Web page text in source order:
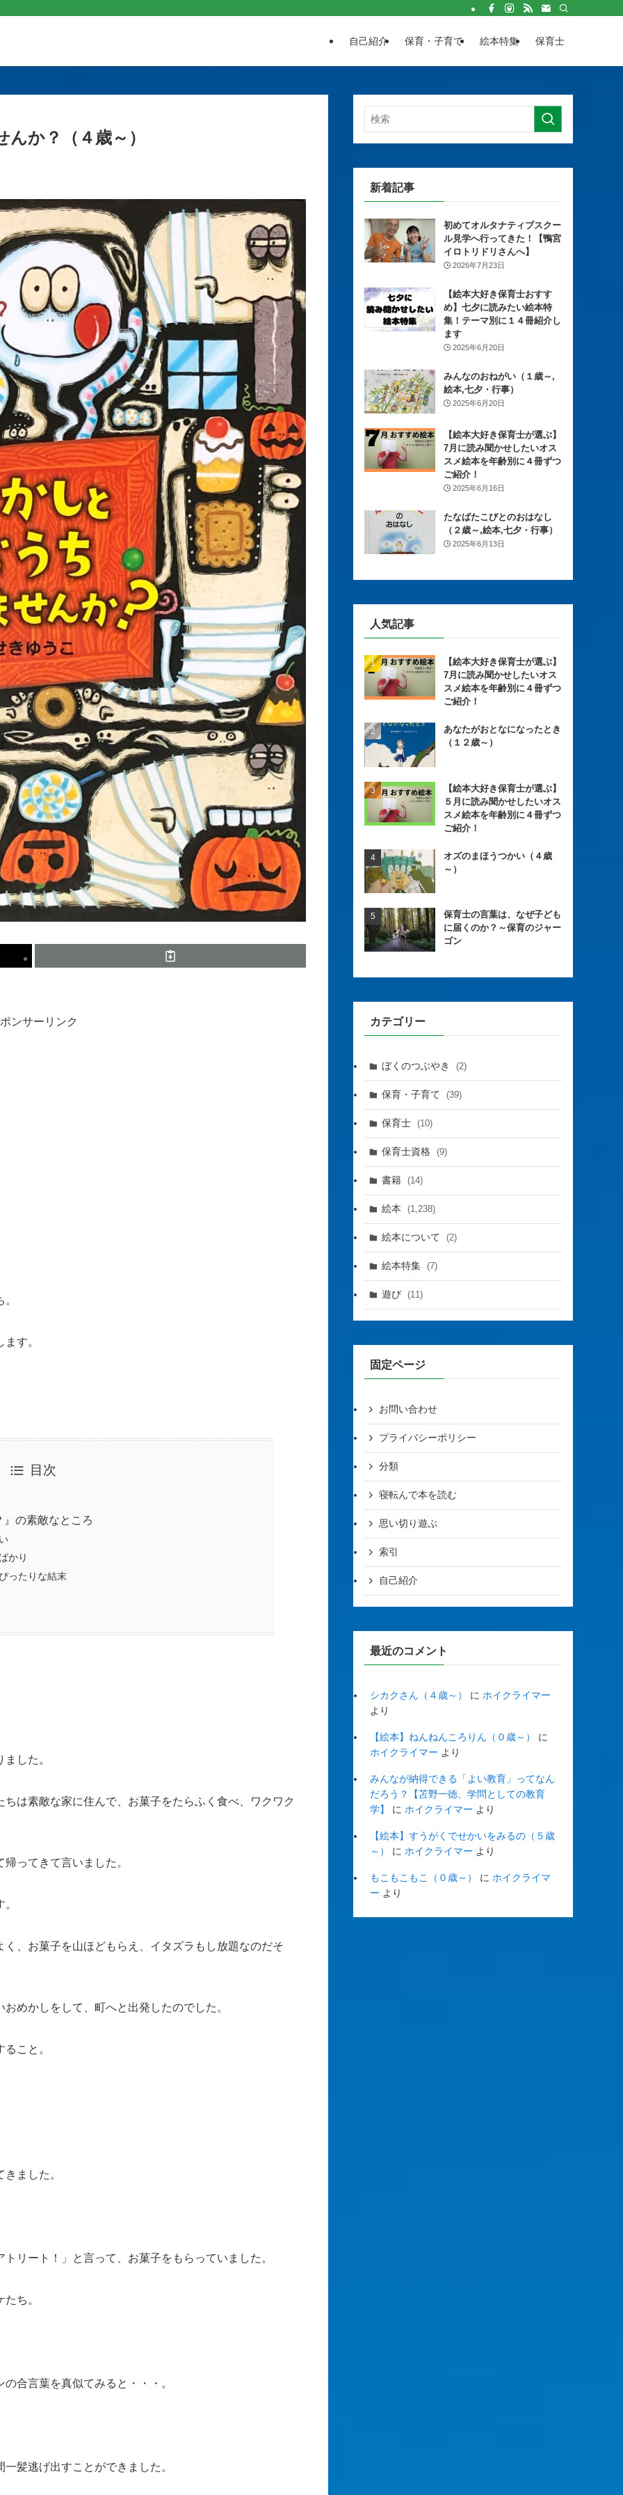
自己紹介 保育・子育て 絵本特集 保育士
か？（４歳～）
ンサーリンク
す。
目次
の素敵なところ
かり
ったりな結末
した。
は素敵な家に住んで、お菓子をたらふく食べ、ワクワク
ってきて言いました。
、お菓子を山ほどもらえ、イタズラもし放題なのだそ
めかしをして、町へと出発したのでした。
こと。
ました。
リート！」と言って、お菓子をもらっていました。
ち。
合言葉を真似てみると・・・。
髪逃げ出すことができました。
新着記事
初めてオルタナティブスクー
ル見学へ行ってきた！【鴨宮
イロトリドリさんへ】
2026年7月23日
【絵本大好き保育士おすす
め】七夕に読みたい絵本特
集！テーマ別に１４冊紹介し
ます
2025年6月20日
みんなのおねがい（１歳～,
絵本,七夕・行事）
2025年6月20日
【絵本大好き保育士が選ぶ】
7月に読み聞かせしたいオス
スメ絵本を年齢別に４冊ずつ
ご紹介！
2025年6月16日
たなばたこびとのおはなし
（２歳～,絵本,七夕・行事）
2025年6月13日
人気記事
【絵本大好き保育士が選ぶ】
7月に読み聞かせしたいオス
スメ絵本を年齢別に４冊ずつ
ご紹介！
あなたがおとなになったとき
（１２歳～）
【絵本大好き保育士が選ぶ】
５月に読み聞かせしたいオス
スメ絵本を年齢別に４冊ずつ
ご紹介！
オズのまほうつかい（４歳
～）
保育士の言葉は、なぜ子ども
に届くのか？～保育のジャー
ゴン
カテゴリー
ぼくのつぶやき (2)
保育・子育て (39)
保育士 (10)
保育士資格 (9)
書籍 (14)
絵本 (1,238)
絵本について (2)
絵本特集 (7)
遊び (11)
固定ページ
お問い合わせ
プライバシーポリシー
分類
寝転んで本を読む
思い切り遊ぶ
索引
自己紹介
最近のコメント
シカクさん（４歳～） に ホイクライマー
より
【絵本】ねんねんころりん（０歳～）
に
ホイクライマー より
みんなが納得できる「よい教育」ってなん
だろう？【苫野一徳、学問としての教育
学】
に ホイクライマー より
【絵本】すうがくでせかいをみるの（５歳
～）
に ホイクライマー より
もこもこもこ（０歳～） に ホイクライマ
ー より